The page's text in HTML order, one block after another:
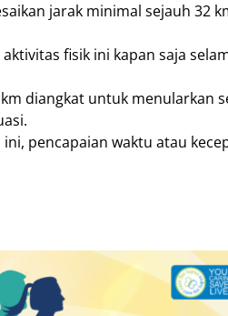
jarak minimal sejauh 32
aktivitas fisik ini kapan saja
diangkat untuk menularkan
ini, pencapaian waktu atau